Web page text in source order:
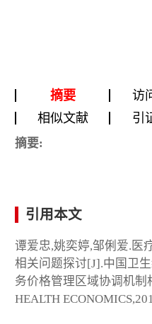
摘要 访
相似文献
引
摘要:
引用本文
谭爱忠,姚奕婷,邹俐爱.医
相关问题探讨[J].中国卫
务价格管理区域协调机制
HEALTH